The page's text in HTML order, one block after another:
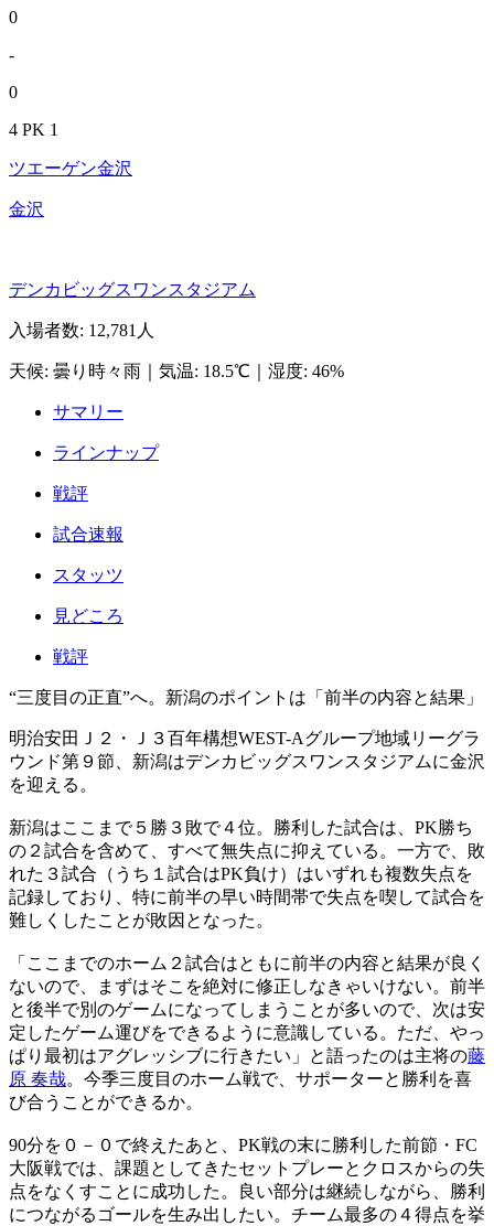
0
-
0
4 PK 1
ツエーゲン金沢
金沢
デンカビッグスワンスタジアム
入場者数: 12,781人
天候: 曇り時々雨 気温: 18.5℃ 湿度: 46%
サマリー
ラインナップ
戦評
試合速報
スタッツ
見どころ
戦評
“三度目の正直”へ。新潟のポイントは「前半の内容と結果」
明治安田Ｊ２・Ｊ３百年構想WEST-Aグループ地域リーグラ
ウンド第９節、新潟はデンカビッグスワンスタジアムに金沢
を迎える。
新潟はここまで５勝３敗で４位。勝利した試合は、PK勝ち
の２試合を含めて、すべて無失点に抑えている。一方で、敗
れた３試合（うち１試合はPK負け）はいずれも複数失点を
記録しており、特に前半の早い時間帯で失点を喫して試合を
難しくしたことが敗因となった。
「ここまでのホーム２試合はともに前半の内容と結果が良く
ないので、まずはそこを絶対に修正しなきゃいけない。前半
と後半で別のゲームになってしまうことが多いので、次は安
定したゲーム運びをできるように意識している。ただ、やっ
ぱり最初はアグレッシブに行きたい」と語ったのは主将の藤
原 奏哉。今季三度目のホーム戦で、サポーターと勝利を喜
び合うことができるか。
90分を０－０で終えたあと、PK戦の末に勝利した前節・FC
大阪戦では、課題としてきたセットプレーとクロスからの失
点をなくすことに成功した。良い部分は継続しながら、勝利
につながるゴールを生み出したい。チーム最多の４得点を挙